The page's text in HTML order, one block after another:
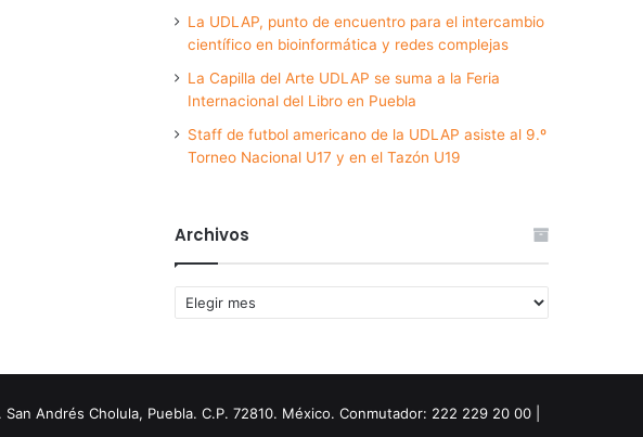
La UDLAP, punto de encuentro para el intercambio
científico en bioinformática y redes complejas
La Capilla del Arte UDLAP se suma a la Feria
Internacional del Libro en Puebla
Staff de futbol americano de la UDLAP asiste al 9.º
Torneo Nacional U17 y en el Tazón U19
Archivos
Archivos
Andrés Cholula, Puebla. C.P. 72810. México. Conmutador: 222 229 20 00 |